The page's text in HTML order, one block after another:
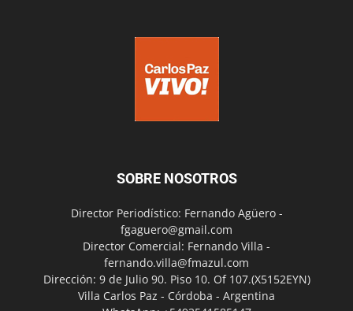
SOBRE NOSOTROS
Director Periodístico: Fernando Agüero -
fgaguero@gmail.com
Director Comercial: Fernando Villa -
fernando.villa@fmazul.com
Dirección: 9 de Julio 90. Piso 10. Of 107.(X5152EYN)
Villa Carlos Paz - Córdoba - Argentina